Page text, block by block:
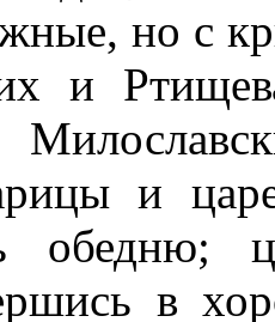
но с
и
и
обедню;
в